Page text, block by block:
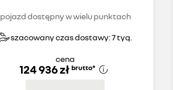
pojazd dostępny w wielu punktach
szacowany czas dostawy: 7 tyg.
cena
124 936 zł brutto*